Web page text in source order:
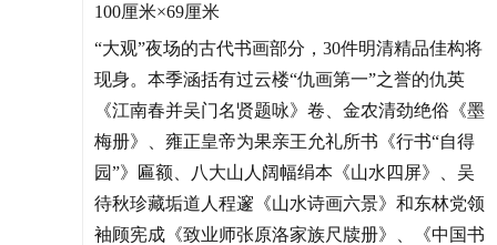
100厘米×69厘米
“大观”夜场的古代书画部分，30件明清精品佳构将
现身。本季涵括有过云楼“仇画第一”之誉的仇英
《江南春并吴门名贤题咏》卷、金农清劲绝俗《墨
梅册》、雍正皇帝为果亲王允礼所书《行书“自得
园”》匾额、八大山人阔幅绢本《山水四屏》、吴
待秋珍藏垢道人程邃《山水诗画六景》和东林党领
袖顾宪成《致业师张原洛家族尺牍册》、《中国书